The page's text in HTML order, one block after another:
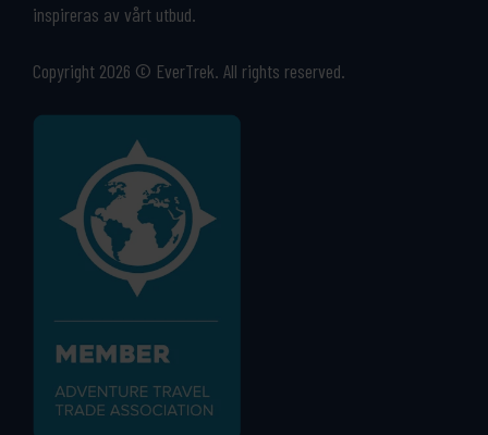
inspireras av vårt utbud.
Copyright 2026 © EverTrek. All rights reserved.